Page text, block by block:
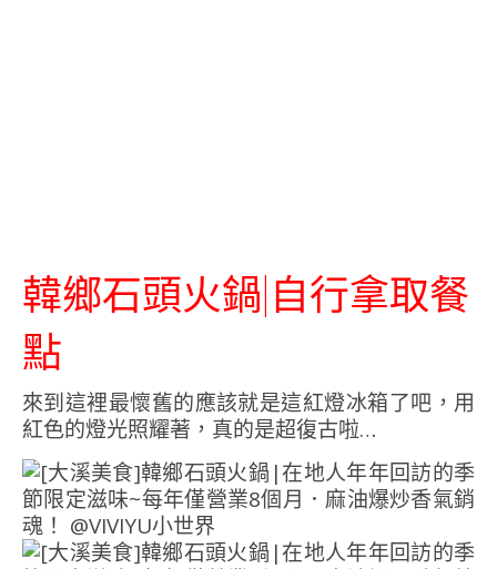
韓鄉石頭火鍋|自行拿取餐
點
來到這裡最懷舊的應該就是這紅燈冰箱了吧，用
紅色的燈光照耀著，真的是超復古啦…